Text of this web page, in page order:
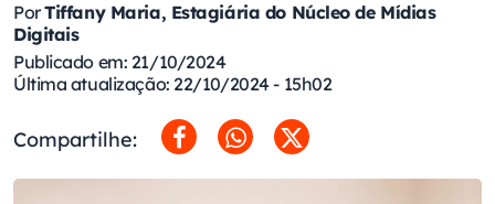
PorTiffany Maria, Estagiária do Núcleo de Mídias
Digitais
Publicado em: 21/10/2024
Última atualização: 22/10/2024 - 15h02
Compartilhe: